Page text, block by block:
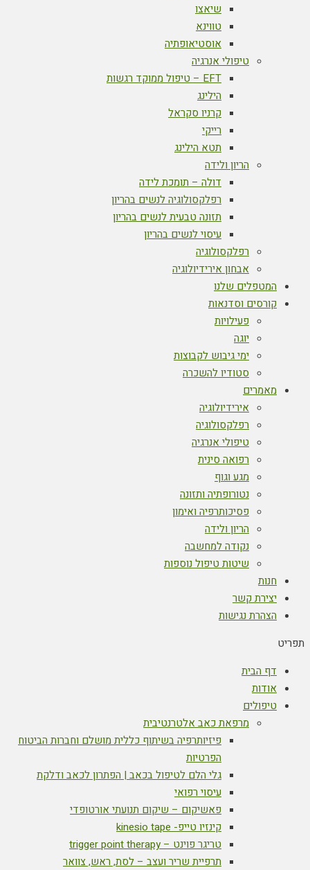
שיאצו
טווינא
אוסטיאופתיה
טיפולי אנרגיה
EFT – טיפול ממוקד רגשות
הילינג
קרניו סקראל
רייקי
תטא הילינג
הריון ולידה
דולה – תומכת לידה
רפלקסולוגיה לנשים בהריון
תזונה טבעית לנשים בהריון
עיסוי לנשים בהריון
רפלקסולוגיה
אבחון אירידיולוגיה
המטפלים שלנו
קורסים וסדנאות
פעילויות
יוגה
ימי גיבוש לקבוצות
סטודיו להשכרה
מאמרים
אירידיולוגיה
רפלקסולוגיה
טיפולי אנרגיה
רפואה סינית
מגע וגוף
נטורופתיה ותזונה
פסיכותרפיה ואימון
הריון ולידה
נקודה למחשבה
שיטות טיפול נוספות
חנות
יצירת קשר
הצהרת נגישות
תפריט
דף הבית
אודות
טיפולים
מרפאת כאב אלטרנטיבית
פיזיותרפיה בשיתוף כללית מושלם וחברות הביטוח
הפרטיות
גלי הלם לטיפול בכאב | הפתרון לכאב ודלקת
עיסוי רפואי
פאשיקום – שיקום תנועתי אורטופדי
קינזיו טייפ- kinesio tape
טריגר פוינט – trigger point therapy
תרפיית שריר ועצב – לסת, ראש, צוואר